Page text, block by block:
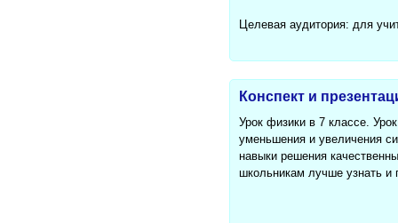
Целевая аудитория: для
Конспект и
Урок физики в 7 классе.
уменьшения и увеличения
навыки решения
школьникам лучше узнать и